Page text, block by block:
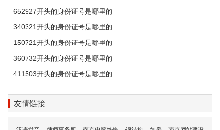
652927开头的身份证号是哪里的
340321开头的身份证号是哪里的
150721开头的身份证号是哪里的
360732开头的身份证号是哪里的
411503开头的身份证号是哪里的
友情链接